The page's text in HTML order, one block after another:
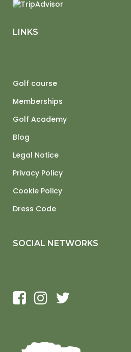
LINKS
Golf course
Memberships
Golf Academy
Blog
Legal Notice
Privacy Policy
Cookie Policy
Dress Code
SOCIAL NETWORKS